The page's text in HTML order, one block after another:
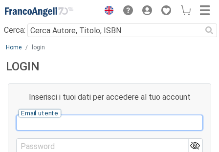
Menu
Cerca:
Main content
Home login
LOGIN
Inserisci i tuoi dati per accedere al tuo account
Email utente
Password